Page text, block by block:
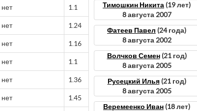
нет 1.1
нет 1.24
нет 1.16
нет 1.1
нет 1.36
нет 1.45
Тимошкин Никита (19 лет)
8 августа 2007
Фатеев Павел (24 года)
8 августа 2002
Волчков Семен(21 год)
8 августа 2005
Русецкий Илья(21 год)
8 августа 2005
Веремеенко Иван (18 лет)